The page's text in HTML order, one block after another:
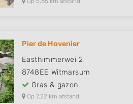
Pier de Hovenier
Easthimmerwei 2
8748EE Witmarsum
Gras & gazon
Op 7,22 km afstand